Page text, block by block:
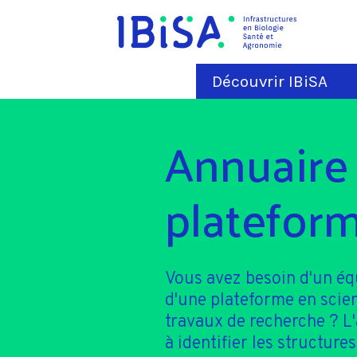
Découvrir IBiSA
Vous avez besoin d'un
d'une plateforme en
travaux de recherche ?
à identifier les